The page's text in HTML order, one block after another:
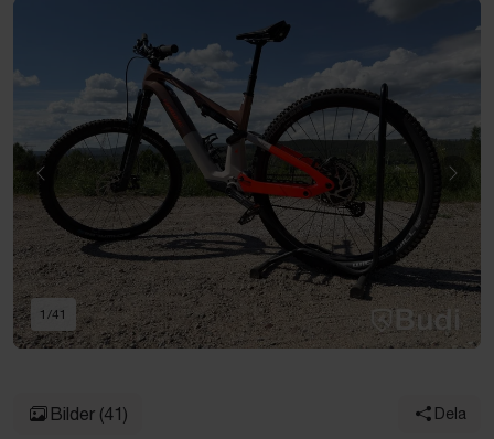
Föregående
1 /41
Bilder (41) Dela